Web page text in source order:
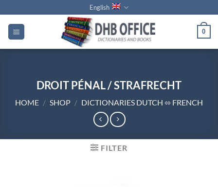
to
content
English
0
DROIT PÉNAL / STRAFRECHT
HOME / SHOP / DICTIONARIES DUTCH ⬄ FRENCH
FILTER